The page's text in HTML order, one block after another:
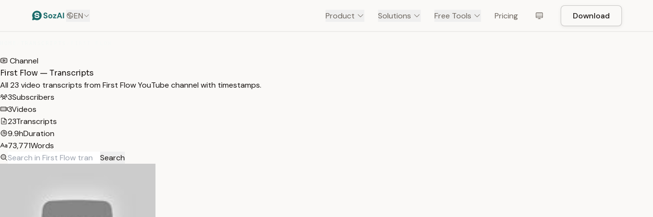
EN Product Solutions Free Tools Pricing Download
Channel
First Flow — Transcripts
All 23 video transcripts from First Flow YouTube channel with timestamps.
3Subscribers
3Videos
23Transcripts
9.9hDuration
73,771Words
Search